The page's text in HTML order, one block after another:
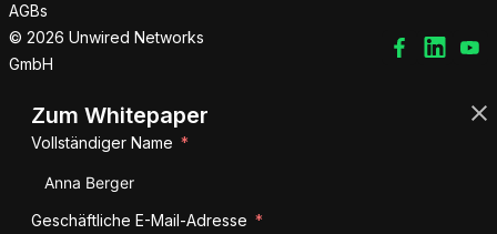
AGBs
© 2026 Unwired Networks
GmbH
Zum Whitepaper
Vollständiger Name
Geschäftliche E-Mail-Adresse